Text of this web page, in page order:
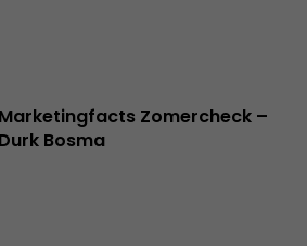
Marketingfacts Zomercheck –
Durk Bosma